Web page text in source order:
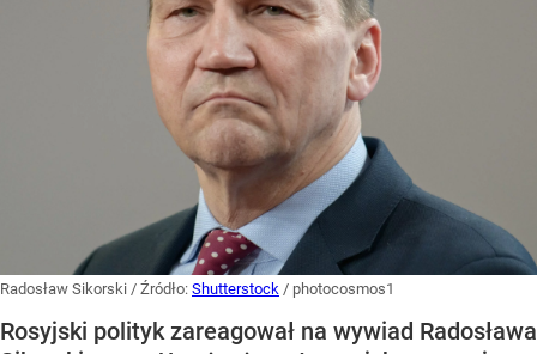
Radosław Sikorski / Źródło: Shutterstock / photocosmos1
Rosyjski polityk zareagował na wywiad Radosława